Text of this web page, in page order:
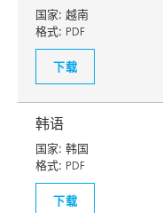
国家: 越南
格式: PDF
下载
韩语
国家: 韩国
格式: PDF
下载